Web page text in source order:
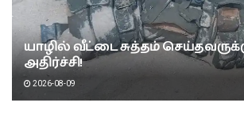
யாழில் வீட்டை சுத்தம்
அதிர்ச்சி!
2026-08-09